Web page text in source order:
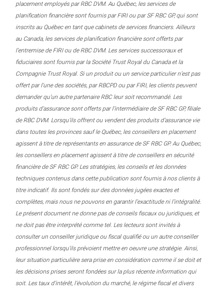
placement employés par RBC DVM. Au Québec, les services de
planification financière sont fournis par FIRI ou par SF RBC GP, qui sont
inscrits au Québec en tant que cabinets de services financiers. Ailleurs
au Canada, les services de planification financière sont offerts par
l’entremise de FIRI ou de RBC DVM. Les services successoraux et
fiduciaires sont fournis par la Société Trust Royal du Canada et la
Compagnie Trust Royal. Si un produit ou un service particulier n’est pas
offert par l’une des sociétés, par RBCPD ou par FIRI, les clients peuvent
demander qu’un autre partenaire RBC leur soit recommandé. Les
produits d’assurance sont offerts par l’intermédiaire de SF RBC GP, filiale
de RBC DVM. Lorsqu’ils offrent ou vendent des produits d’assurance vie
dans toutes les provinces sauf le Québec, les conseillers en placement
agissent à titre de représentants en assurance de SF RBC GP. Au Québec,
les conseillers en placement agissent à titre de conseillers en sécurité
financière de SF RBC GP. Les stratégies, les conseils et les données
techniques contenus dans cette publication sont fournis à nos clients à
titre indicatif. Ils sont fondés sur des données jugées exactes et
complètes, mais nous ne pouvons en garantir l’exactitude ni l’intégralité.
Le présent document ne donne pas de conseils fiscaux ou juridiques, et
ne doit pas être interprété comme tel. Les lecteurs sont invités à
consulter un conseiller juridique ou fiscal qualifié ou un autre conseiller
professionnel lorsqu’ils prévoient mettre en oeuvre une stratégie. Ainsi,
leur situation particulière sera prise en considération comme il se doit et
les décisions prises seront fondées sur la plus récente information qui
soit. Les taux d’intérêt, l’évolution du marché, le régime fiscal et divers